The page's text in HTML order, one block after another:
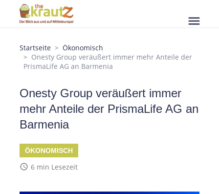
menu
Startseite
Ökonomisch
Onesty Group veräußert immer mehr Anteile der
PrismaLife AG an Barmenia
Onesty Group veräußert immer
mehr Anteile der PrismaLife AG an
Barmenia
ÖKONOMISCH
access_time 6 min Lesezeit